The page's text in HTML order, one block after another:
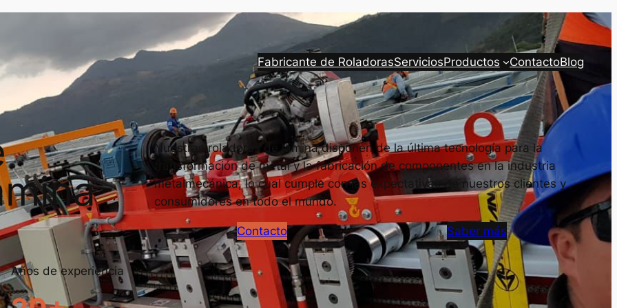
Fabricante de RoladorasServiciosProductos ContactoBlog
Años de experiencia
Nuestras roladoras de lámina disponen de la última tecnología para la
transformación de metal y la fabricación de componentes en la industria
metalmecánica, lo cual cumple con las expectativas de nuestros clientes y
consumidores en todo el mundo.
Contacto Saber más